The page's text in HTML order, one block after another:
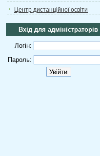
Центр дистанційної освіти
Вхід для адміністраторів
Логін:
Пароль: